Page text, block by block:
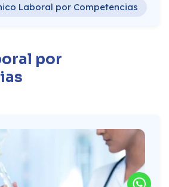
Laboral por Competencias
por